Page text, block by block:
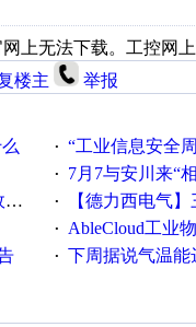
上无法下载。工控网
楼主 举报
· “工业信息安全周之我见”
· 7月7与安川来“相
· 【德力西电气】三
· AbleCloud工业物联
· 下周据说气温能